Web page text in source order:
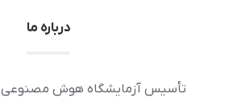
درباره ما
تأسیس آزمایشگاه هوش مصنوعی